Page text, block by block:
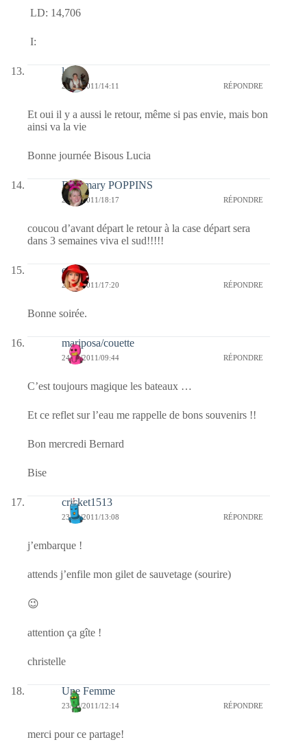
LD: 14,706
I:
lucia
29/08/2011/14:11 RÉPONDRE
Et oui il y a aussi le retour, même si pas envie, mais bon
ainsi va la vie
Bonne journée Bisous Lucia
Fabymary POPPINS
24/08/2011/18:17 RÉPONDRE
coucou d’avant départ le retour à la case départ sera
dans 3 semaines viva el sud!!!!!
ema
24/08/2011/17:20 RÉPONDRE
Bonne soirée.
mariposa/couette
24/08/2011/09:44 RÉPONDRE
C’est toujours magique les bateaux …
Et ce reflet sur l’eau me rappelle de bons souvenirs !!
Bon mercredi Bernard
Bise
cricket1513
23/08/2011/13:08 RÉPONDRE
j’embarque !
attends j’enfile mon gilet de sauvetage (sourire)
😉
attention ça gîte !
christelle
Une Femme
23/08/2011/12:14 RÉPONDRE
merci pour ce partage!